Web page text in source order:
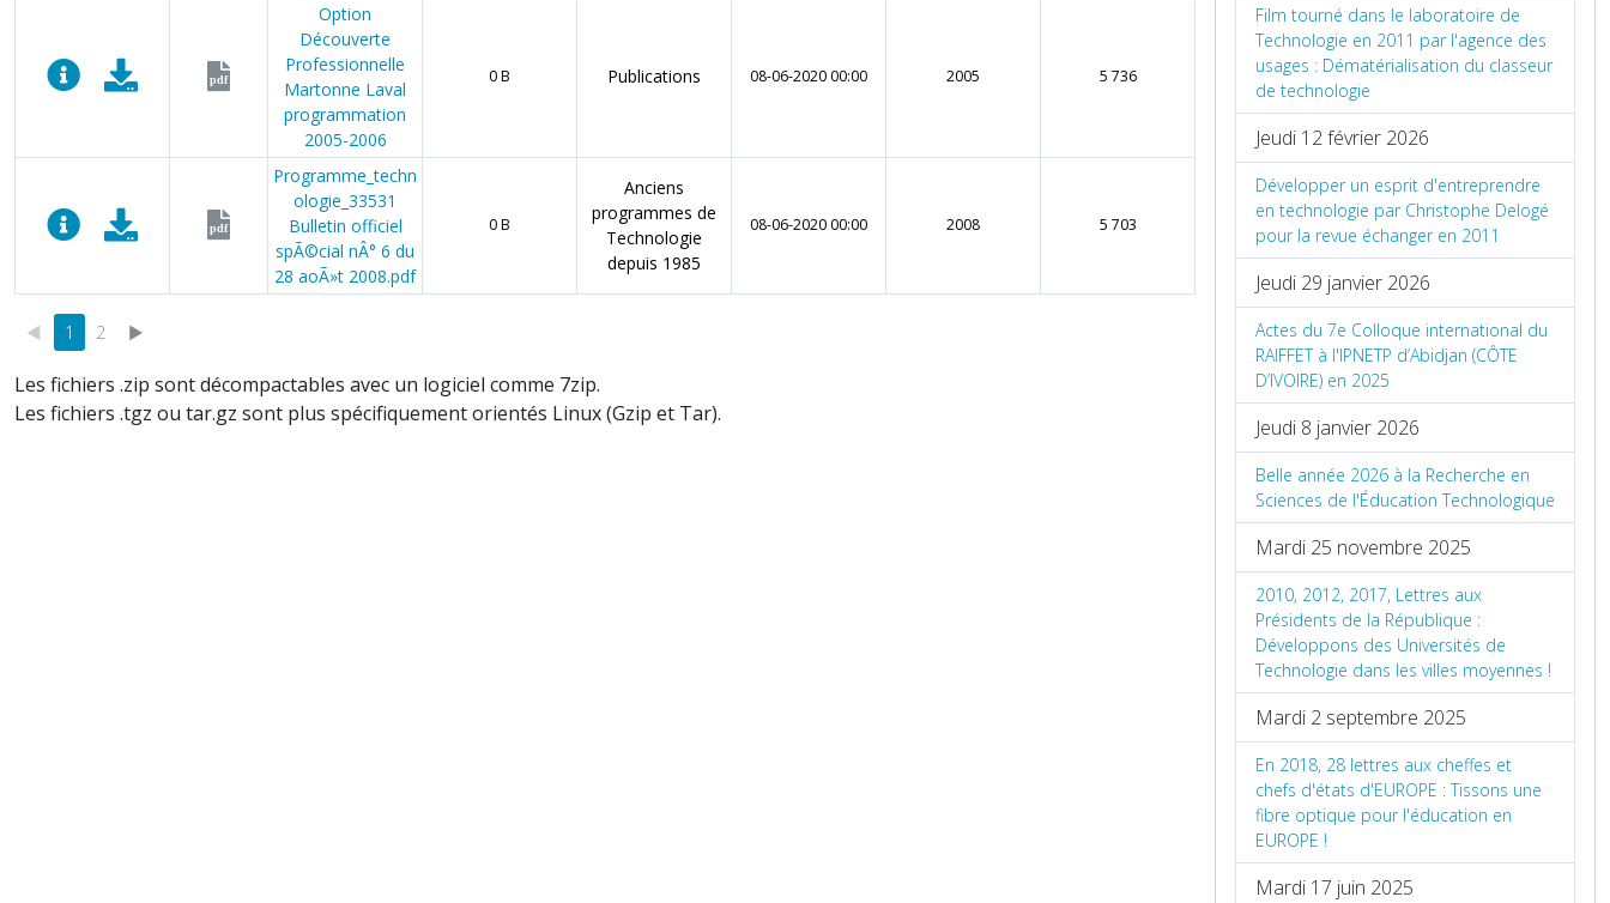
pdf
Option
Découverte
Professionnelle
Martonne Laval
programmation
2005-2006
0 B Publications 08-06-2020 00:00 2005 5 736
pdf
Programme_techn
ologie_33531
Bulletin officiel
spÃ©cial nÂ° 6 du
28 aoÃ»t 2008.pdf
0 B
Anciens
programmes de
Technologie
depuis 1985
08-06-2020 00:00 2008 5 703
◄ 1 2 ►
Les fichiers .zip sont décompactables avec un logiciel comme 7zip.
Les fichiers .tgz ou tar.gz sont plus spécifiquement orientés Linux (Gzip et Tar).
Film tourné dans le laboratoire de
Technologie en 2011 par l'agence des
usages : Dématérialisation du classeur
de technologie
Jeudi 12 février 2026
Développer un esprit d'entreprendre
en technologie par Christophe Delogé
pour la revue échanger en 2011
Jeudi 29 janvier 2026
Actes du 7e Colloque international du
RAIFFET à l'IPNETP d’Abidjan (CÔTE
D’IVOIRE) en 2025
Jeudi 8 janvier 2026
Belle année 2026 à la Recherche en
Sciences de l'Éducation Technologique
Mardi 25 novembre 2025
2010, 2012, 2017, Lettres aux
Présidents de la République :
Développons des Universités de
Technologie dans les villes moyennes !
Mardi 2 septembre 2025
En 2018, 28 lettres aux cheffes et
chefs d'états d'EUROPE : Tissons une
fibre optique pour l'éducation en
EUROPE !
Mardi 17 juin 2025